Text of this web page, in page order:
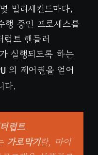
밀리세컨드마다,
행 중인 프로세스를
럽트 핸들러
실행되도록 하는
의 제어권을 얻어
다.
럽트
가로막기란, 마이